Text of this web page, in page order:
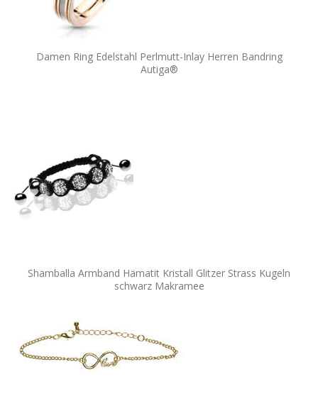
Damen Ring Edelstahl Perlmutt-Inlay Herren Bandring
Autiga®
Shamballa Armband Hämatit Kristall Glitzer Strass Kugeln
schwarz Makramee